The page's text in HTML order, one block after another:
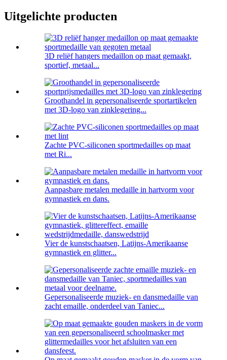
Uitgelichte producten
3D reliëf hangers medaillon op maat gemaakt,
sportief, metaal...
Groothandel in gepersonaliseerde sportartikelen
met 3D-logo van zinklegering...
Zachte PVC-siliconen sportmedailles op maat
met Ri...
Aanpasbare metalen medaille in hartvorm voor
gymnastiek en dans.
Vier de kunstschaatsen, Latijns-Amerikaanse
gymnastiek en glitter...
Gepersonaliseerde muziek- en dansmedaille van
zacht emaille, onderdeel van Taniec...